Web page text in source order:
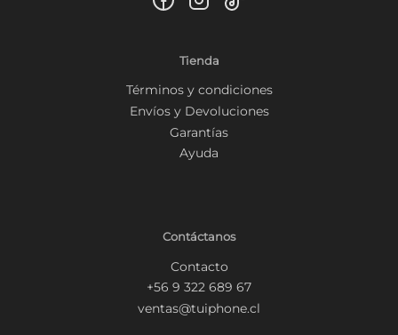
Tienda
Términos y condiciones
Envíos y Devoluciones
Garantías
Ayuda
Contáctanos
Contacto
+56 9 322 689 67
ventas@tuiphone.cl